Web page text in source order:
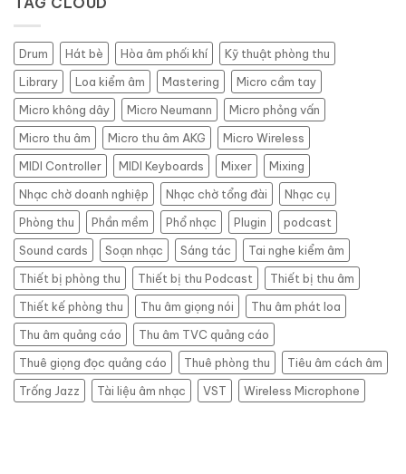
Bình
Thạnh
–
Giải
pháp
thu
âm
chuyên
nghiệp,
tiết
kiệm
Drum Hát bè Hòa âm phối khí
Kỹ thuật phòng thu
Library
Loa kiểm âm Mastering
Micro cầm tay
Micro không dây
Micro Neumann
Micro phỏng vấn
Micro thu âm
Micro thu âm AKG
Micro Wireless
MIDI Controller
MIDI Keyboards Mixer
Mixing
Nhạc chờ doanh nghiệp
Nhạc chờ tổng đài
Nhạc cụ
Phòng thu
Phần mềm Phổ nhạc Plugin
podcast
Sound cards
Soạn nhạc Sáng tác
Tai nghe kiểm âm
Thiết bị phòng thu
Thiết bị thu Podcast
Thiết bị thu âm
Thiết kế phòng thu
Thu âm giọng nói
Thu âm phát loa
Thu âm quảng cáo
Thu âm TVC quảng cáo
Thuê giọng đọc quảng cáo
Thuê phòng thu
Tiêu âm cách âm
Trống Jazz
Tài liệu âm nhạc VST Wireless Microphone